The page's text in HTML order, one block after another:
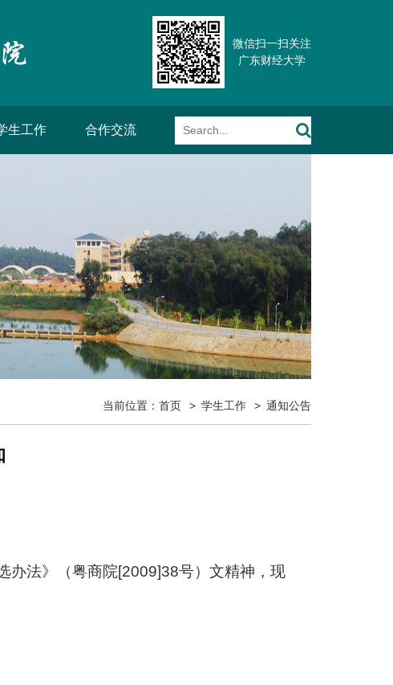
微信扫一扫关注
广东财经大学
生工作 合作交流
当前位置： 首页 学生工作 通知公告
办法》（粤商院[2009]38号）文精神，现